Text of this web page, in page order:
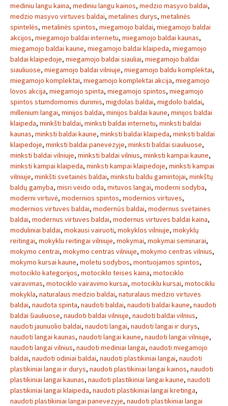
mediniu langu kaina, mediniu langu kainos, medzio masyvo baldai,
medzio masyvo virtuves baldai, metalines durys, metalinės
spintelės, metalinės spintos, miegamojo baldai, miegamojo baldai
akcijos, miegamojo baldai internetu, miegamojo baldai kaunas,
miegamojo baldai kaune, miegamojo baldai klaipeda, miegamojo
baldai klaipedoje, miegamojo baldai siauliai, miegamojo baldai
siauliuose, miegamojo baldai vilniuje, miegamojo baldu komplektai,
miegamojo komplektai, miegamojo komplektai akcija, miegamojo
lovos akcija, miegamojo spinta, miegamojo spintos, miegamojo
spintos stumdomomis durimis, migdolas baldai, migdolo baldai,
millenium langai, minijos baldai, minijos baldai kaune, minijos baldai
klaipeda, minkšti baldai, minksti baldai internetu, minksti baldai
kaunas, minksti baldai kaune, minksti baldai klaipeda, minksti baldai
klaipedoje, minksti baldai panevezyje, minksti baldai siauliuose,
minksti baldai vilniuje, minksti baldai vilnius, minksti kampai kaune,
minksti kampai klaipeda, minksti kampai klaipedoje, minksti kampai
vilniuje, minkšti svetainės baldai, minkstu baldu gamintojai, minkštų
baldų gamyba, misri veido oda, mituvos langai, moderni sodyba,
moderni virtuvė, modernios spintos, modernios virtuves,
modernios virtuves baldai, modernūs baldai, modernus svetaines
baldai, modernus virtuves baldai, modernus virtuves baldai kaina,
moduliniai baldai, mokausi vairuoti, mokyklos vilniuje, mokyklų
reitingai, mokyklu reitingai vilniuje, mokymai, mokymai seminarai,
mokymo centrai, mokymo centras vilniuje, mokymo centras vilnius,
mokymo kursai kaune, moletu sodybos, montuojamos spintos,
motociklo kategorijos, motociklo teises kaina, motociklo
vairavimas, motociklo vairavimo kursai, motociklu kursai, motociklu
mokykla, naturalaus medzio baldai, naturalaus medzio virtuves
baldai, naudota spinta, naudoti baldai, naudoti baldai kaune, naudoti
baldai šiauliuose, naudoti baldai vilniuje, naudoti baldai vilnius,
naudoti jaunuolio baldai, naudoti langai, naudoti langai ir durys,
naudoti langai kaunas, naudoti langai kaune, naudoti langai vilniuje,
naudoti langai vilnius, naudoti mediniai langai, naudoti miegamojo
baldai, naudoti odiniai baldai, naudoti plastikiniai langai, naudoti
plastikiniai langai ir durys, naudoti plastikiniai langai kainos, naudoti
plastikiniai langai kaunas, naudoti plastikiniai langai kaune, naudoti
plastikiniai langai klaipeda, naudoti plastikiniai langai kretinga,
naudoti plastikiniai langai panevezyje, naudoti plastikiniai langai